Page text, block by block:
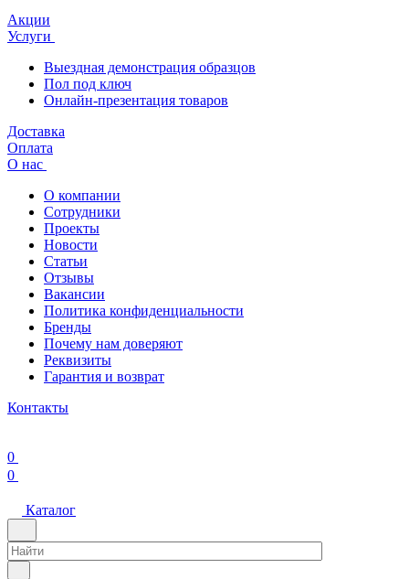
Акции
Услуги
Выездная демонстрация образцов
Пол под ключ
Онлайн-презентация товаров
Доставка
Оплата
О нас
О компании
Сотрудники
Проекты
Новости
Статьи
Отзывы
Вакансии
Политика конфиденциальности
Бренды
Почему нам доверяют
Реквизиты
Гарантия и возврат
Контакты
0
0
Каталог